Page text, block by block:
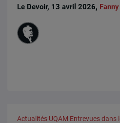
Le Devoir, 13 avril 2026,
Actualités UQAM Entrevues dans